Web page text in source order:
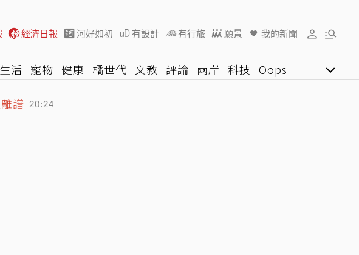
經濟日報 河好如初 有設計 有行旅 願景 我的新聞
生活 寵物 健康 橘世代 文教 評論 兩岸 科技 Oops
譜